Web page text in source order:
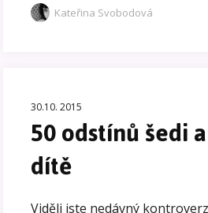
Kateřina Svobodová
30.10. 2015
50 odstínů šedi
dítě
Viděli jste nedávný